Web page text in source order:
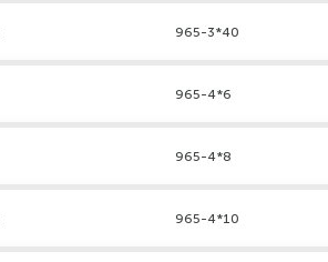
965-3*40
965-4*6
965-4*8
965-4*10